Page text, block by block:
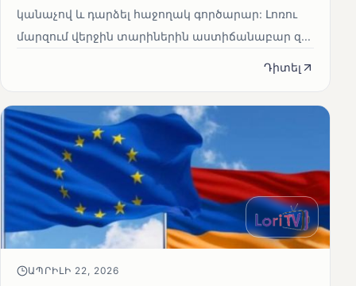
կանաչով և դարձել հաջողակ գործարար: Լոռու
մարզում վերջին տարիներին աստիճանաբար զ...
Դիտել
ԱՊՐԻԼԻ 22, 2026